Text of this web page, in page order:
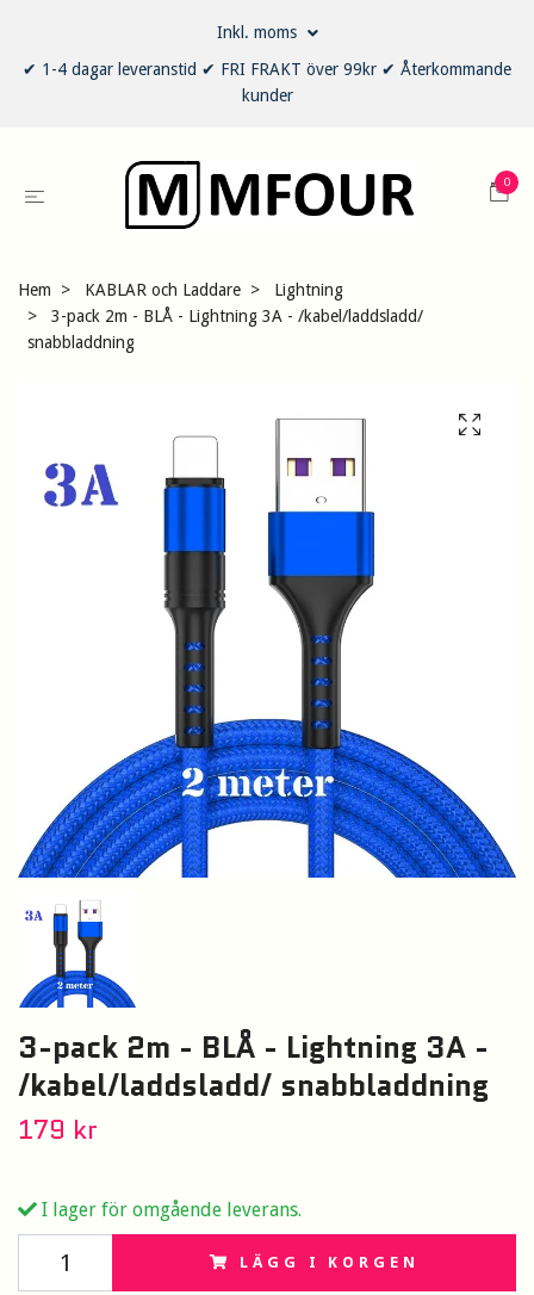
Inkl. moms
✔ 1-4 dagar leveranstid ✔ FRI FRAKT över 99kr ✔ Återkommande
kunder
0
Hem KABLAR och Laddare
Lightning
3-pack 2m - BLÅ - Lightning 3A - /kabel/laddsladd/
snabbladdning
3-pack 2m - BLÅ - Lightning 3A -
/kabel/laddsladd/ snabbladdning
179 kr
I lager för omgående leverans.
LÄGG I KORGEN